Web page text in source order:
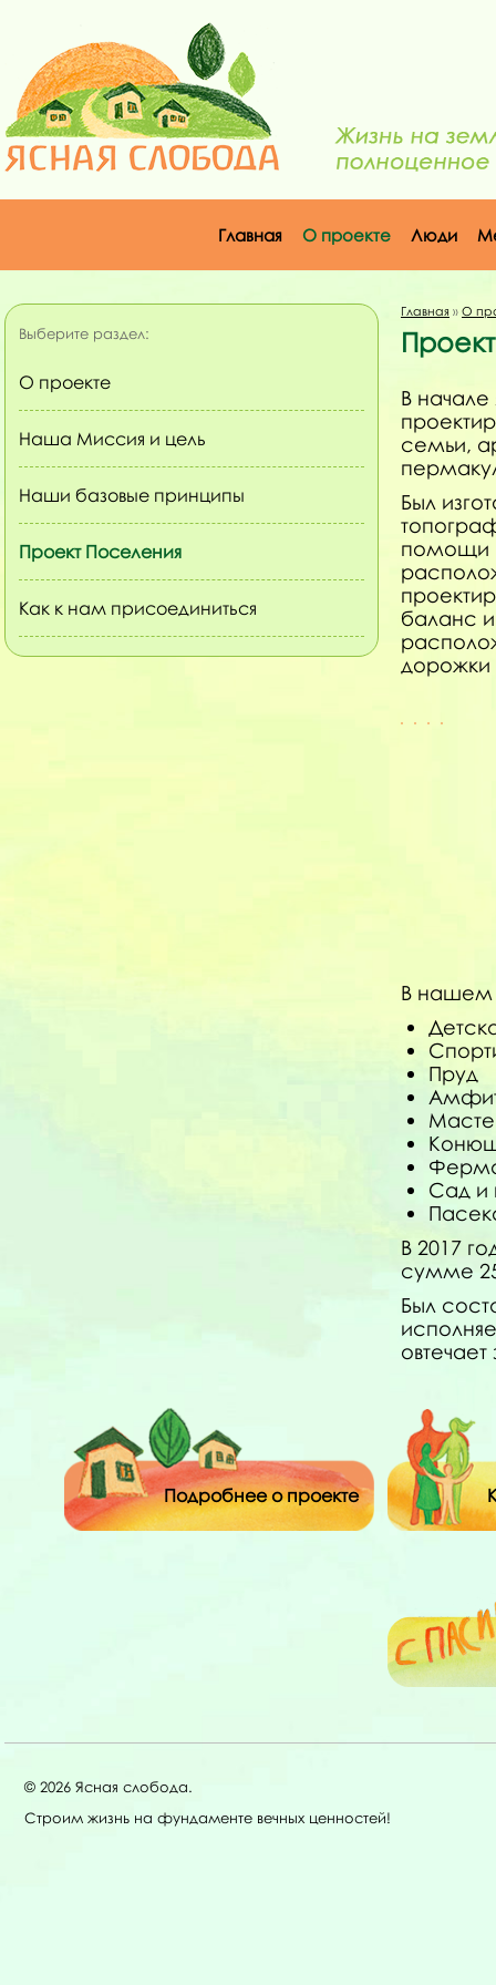
Главная О проекте Люди
Главная » О
В начале
семьи,
Был
помощи
баланс и
дорожки
В нашем
Пруд
Сад и
В 2017
сумме
Был
Выберите раздел:
О проекте
Наша Миссия и цель
Наши базовые принципы
Проект Поселения
Как к нам присоединиться
Подробнее о проекте
© 2026 Ясная слобода.
Строим жизнь на фундаменте вечных ценностей!